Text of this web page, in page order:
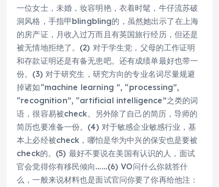
一位女士，未婚，妆容明艳，衣着时髦，牛仔流苏破
洞风格，手指甲blingbling的，虽然她出示了在上海
的房产证，月收入过万而且有英国旅行经历，但还是
被无情地拒绝了。(2) 对于学生党，父母的工作证明
和存款证明还是有备无患吧。还有成绩单最好也带一
份。(3) 对于研究生，研究方向的专业名词尽量规避
掉诸如“machine learning ”, “processing”,
“recognition”, “artificial intelligence”之类的词
语，很容易被check。另外除了自己的简历，导师的
简历也要准备一份。(4) 对于敏感企业敏感行业，基
本上必经被check，哪怕是华为中兴的保安也是要被
check的。(5) 最好不要说在美国有认识的人，面试
官会觉得你有移民倾向……(6) VO问什么你就答什
么，一般来说材料也是面试官问你要了你再给他注：